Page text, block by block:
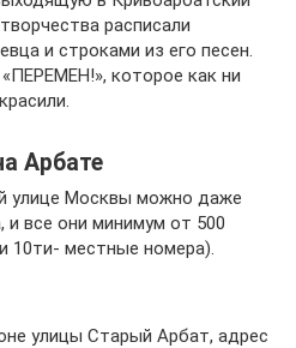
расписали
и строками из его песен.
которое как ни
Арбате
улице Москвы можно даже
и все они минимум от 500
10ти- местные номера).
улицы Старый Арбат, адрес